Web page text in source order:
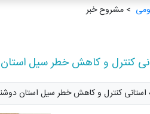
> مشروح خبر
کنترل و کاهش خطر سیل استان
خطر سیل استان دوشنبه ۲۸ آبان ۱۴۰۳ در سالن جلسات شرکت آب منطقه ای قم